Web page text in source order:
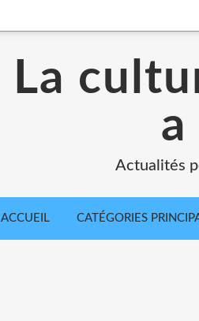
La
a
Actualités
ACCUEIL CATÉGORIES